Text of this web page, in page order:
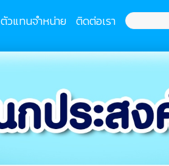
ตัวแทนจำหน่าย ติดต่อเรา